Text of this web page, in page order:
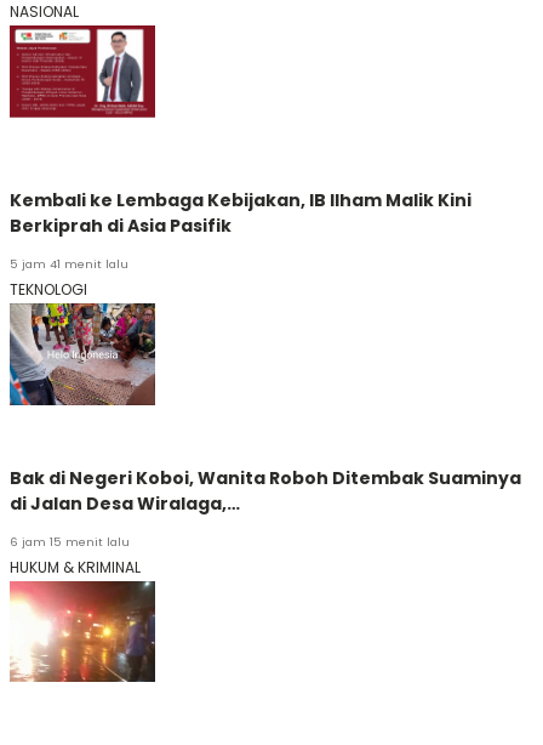
NASIONAL
Kembali ke Lembaga Kebijakan, IB Ilham Malik Kini
Berkiprah di Asia Pasifik
5 jam 41 menit lalu
TEKNOLOGI
Bak di Negeri Koboi, Wanita Roboh Ditembak Suaminya
di Jalan Desa Wiralaga,…
6 jam 15 menit lalu
HUKUM & KRIMINAL